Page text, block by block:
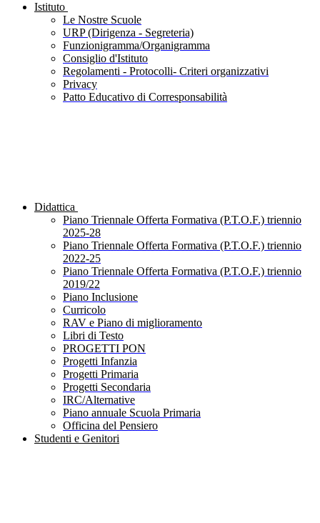
Istituto
Le Nostre Scuole
URP (Dirigenza - Segreteria)
Funzionigramma/Organigramma
Consiglio d'Istituto
Regolamenti - Protocolli- Criteri organizzativi
Privacy
Patto Educativo di Corresponsabilità
Didattica
Piano Triennale Offerta Formativa (P.T.O.F.) triennio
2025-28
Piano Triennale Offerta Formativa (P.T.O.F.) triennio
2022-25
Piano Triennale Offerta Formativa (P.T.O.F.) triennio
2019/22
Piano Inclusione
Curricolo
RAV e Piano di miglioramento
Libri di Testo
PROGETTI PON
Progetti Infanzia
Progetti Primaria
Progetti Secondaria
IRC/Alternative
Piano annuale Scuola Primaria
Officina del Pensiero
Studenti e Genitori